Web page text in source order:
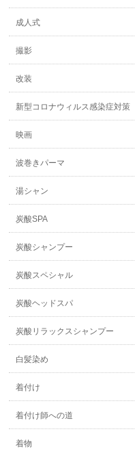
成人式
撮影
改装
新型コロナウィルス感染症対策
映画
波巻きパーマ
湯シャン
炭酸SPA
炭酸シャンプー
炭酸スペシャル
炭酸ヘッドスパ
炭酸リラックスシャンプー
白髪染め
着付け
着付け師への道
着物